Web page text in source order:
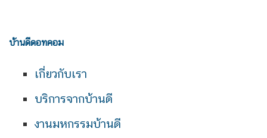
บ้านดีดอทคอม
เกี่ยวกับเรา
บริการจากบ้านดี
งานมหกรรมบ้านดี